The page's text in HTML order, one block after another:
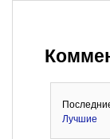
Лучшие